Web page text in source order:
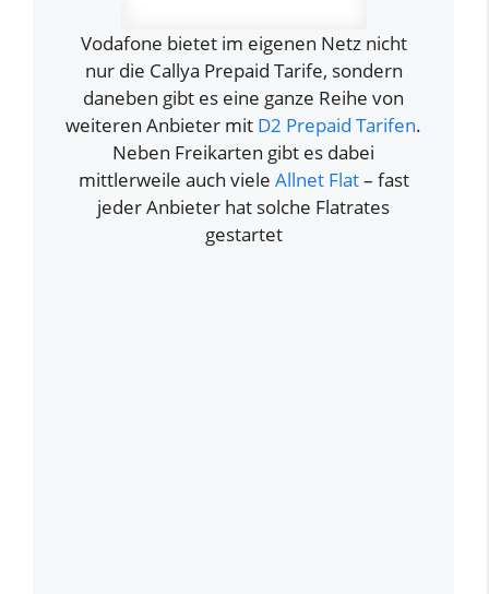
Vodafone bietet im eigenen Netz nicht
nur die Callya Prepaid Tarife, sondern
daneben gibt es eine ganze Reihe von
weiteren Anbieter mit D2 Prepaid Tarifen.
Neben Freikarten gibt es dabei
mittlerweile auch viele Allnet Flat– fast
jeder Anbieter hat solche Flatrates
gestartet